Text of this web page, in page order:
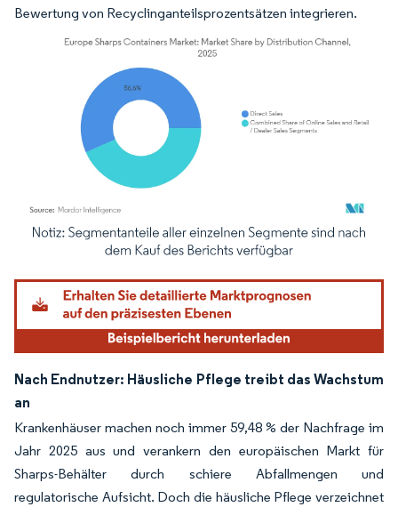
Bewertung von Recyclinganteilsprozentsätzen integrieren.
Bild © Mordor Intelligence. Wiederverwendung erfordert Namensnennung
Nach Endnutzer: Häusliche Pflege treibt das Wachstum
an
Krankenhäuser machen noch immer 59,48 % der Nachfrage im
Jahr 2025 aus und verankern den europäischen Markt für
Sharps-Behälter durch schiere Abfallmengen und
regulatorische Aufsicht. Doch die häusliche Pflege verzeichnet